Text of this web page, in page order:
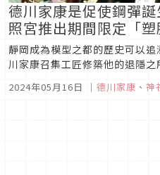
德川家康是促使鋼彈
照宮推出期間限定「塑
靜岡成為模型之都的歷史可以
川家康召集工匠修築他的退隱
展出多家製作木製模型的店家。
2024年05月16日 ｜ 德川家康 、 神